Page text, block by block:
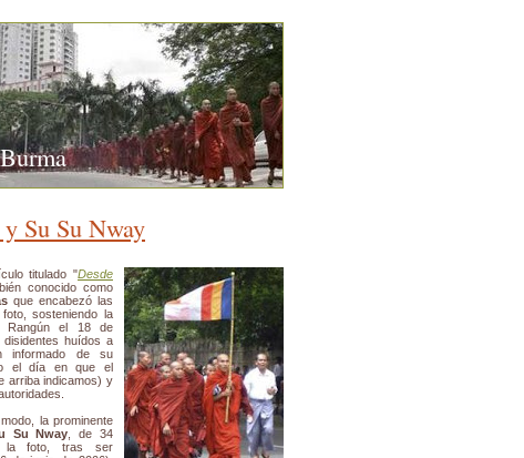
Su Su Nway
titulado "Desde
conocido como
que encabezó las
sosteniendo la
Rangún el 18 de
huídos a
informado de su
el día en que el
arriba indicamos) y
la prominente
Su Nway , de 34
la foto, tras ser